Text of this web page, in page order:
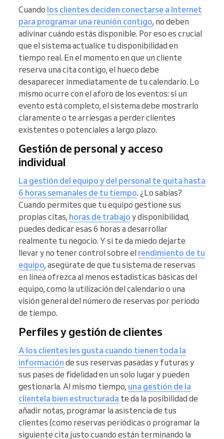
Cuando los clientes deciden conectarse a Internet
para programar una reunión contigo, no deben
adivinar cuándo estás disponible. Por eso es crucial
que el sistema actualice tu disponibilidad en
tiempo real. En el momento en que un cliente
reserva una cita contigo, el hueco debe
desaparecer inmediatamente de tu calendario. Lo
mismo ocurre con el aforo de los eventos: si un
evento está completo, el sistema debe mostrarlo
claramente o te arriesgas a perder clientes
existentes o potenciales a largo plazo.
Gestión de personal y acceso
individual
La gestión del equipo y del personal te quita hasta
6 horas semanales de tu tiempo. ¿Lo sabías?
Cuando permites que tu equipo gestione sus
propias citas, horas de trabajo y disponibilidad,
puedes dedicar esas 6 horas a desarrollar
realmente tu negocio. Y si te da miedo dejarte
llevar y no tener control sobre el rendimiento de tu
equipo, asegúrate de que tu sistema de reservas
en línea ofrezca al menos estadísticas básicas del
equipo, como la utilización del calendario o una
visión general del número de reservas por período
de tiempo.
Perfiles y gestión de clientes
A los clientes les gusta cuando tienen toda la
información de sus reservas pasadas y futuras y
sus pases de fidelidad en un solo lugar y pueden
gestionarla. Al mismo tiempo, una gestión de la
clientela bien estructurada te da la posibilidad de
añadir notas, programar la asistencia de tus
clientes (como reservas periódicas o programar la
siguiente cita justo cuando están terminando la